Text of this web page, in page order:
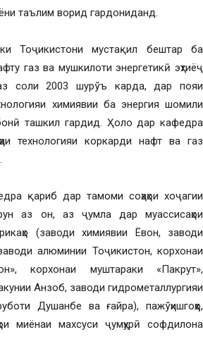
таълим ворид гардониданд.
Тоҷикистони мустақил бештар ба
газ ва мушкилоти энергетикӣ эҳтиёҷ
соли 2003 шурўъ карда, дар пояи
химиявии ба энергия шомили
ташкил гардид. Ҳоло дар кафедра
технологияи коркарди нафт ва газ
қариб дар тамоми соҳаҳои хоҷагии
аз он, аз ҷумла дар муассисаҳои
(заводи химиявии Ёвон, заводи
алюминии Тоҷикистон, корхонаи
корхонаи муштараки «Пакрут»,
Анзоб, заводи гидрометаллургияи
Душанбе ва ғайра), пажўҳишгоҳҳо,
миёнаи махсуси ҷумҳурӣ софдилона